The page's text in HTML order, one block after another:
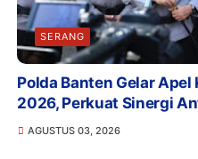
SERANG
Polda Banten Gelar
2026, Perkuat Sinergi
AGUSTUS 03, 2026